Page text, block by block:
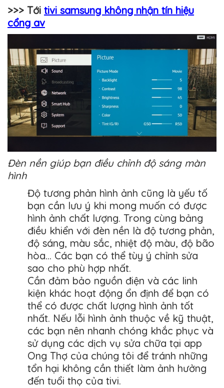
>>> Tới tivi samsung không nhận tín hiệu
cổng av
Đèn nền giúp bạn điều chỉnh độ sáng màn
hình
Độ tương phản hình ảnh cũng là yếu tố
bạn cần lưu ý khi mong muốn có được
hình ảnh chất lượng. Trong cùng bảng
điều khiển với đèn nền là độ tương phản,
độ sáng, màu sắc, nhiệt độ màu, độ bão
hòa… Các bạn có thể tùy ý chỉnh sửa
sao cho phù hợp nhất.
Cần đảm bảo nguồn điện và các linh
kiện khác hoạt động ổn định để bạn có
thể có được chất lượng hình ảnh tốt
nhất. Nếu lỗi hình ảnh thuộc về kỹ thuật,
các bạn nên nhanh chóng khắc phục và
sử dụng các dịch vụ sửa chữa tại app
Ong Thợ của chúng tôi để tránh những
tổn hại không cần thiết làm ảnh hưởng
đến tuổi thọ của tivi.